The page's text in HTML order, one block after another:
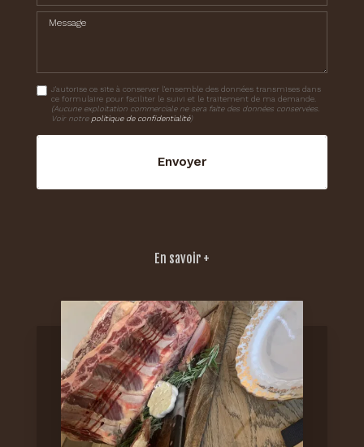
Message
J'autorise ce site à conserver l'ensemble des données transmises dans
ce formulaire pour faciliter le suivi et le traitement de ma demande.
(Aucune exploitation commerciale ne sera faite des données conservées.
Voir notre politique de confidentialité)
En savoir +